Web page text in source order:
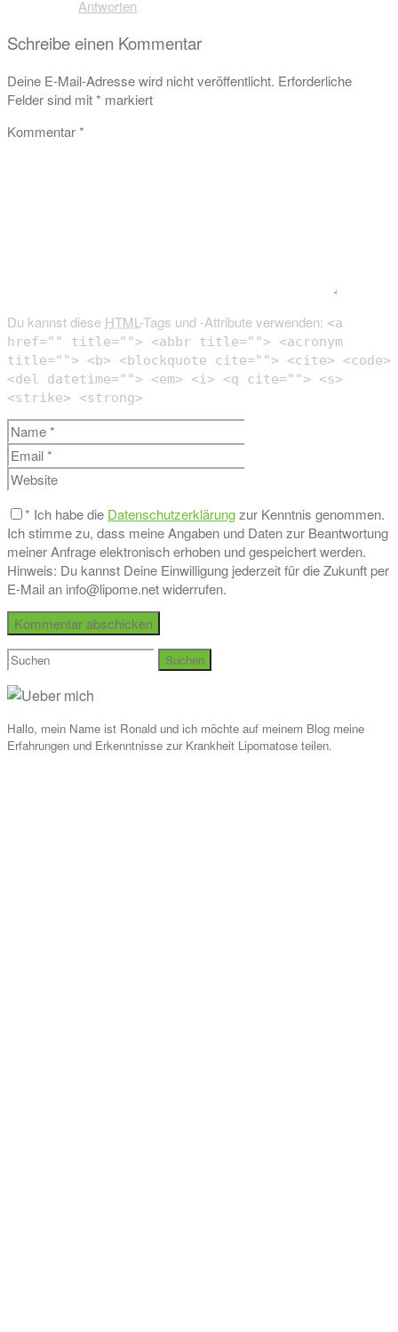
Antworten
Schreibe einen Kommentar
Deine E-Mail-Adresse wird nicht veröffentlicht. Erforderliche
Felder sind mit* markiert
Kommentar*
Du kannst diese HTML-Tags und -Attribute verwenden: <a
href="" title=""> <abbr title=""> <acronym
title=""> <b> <blockquote cite=""> <cite> <code>
<del datetime=""> <em> <i> <q cite=""> <s>
<strike> <strong>
* Ich habe die Datenschutzerklärungzur Kenntnis genommen.
Ich stimme zu, dass meine Angaben und Daten zur Beantwortung
meiner Anfrage elektronisch erhoben und gespeichert werden.
Hinweis: Du kannst Deine Einwilligung jederzeit für die Zukunft per
E-Mail an info@lipome.net widerrufen.
Suchen
Hallo, mein Name ist Ronald und ich möchte auf meinem Blog meine
Erfahrungen und Erkenntnisse zur Krankheit Lipomatose teilen.